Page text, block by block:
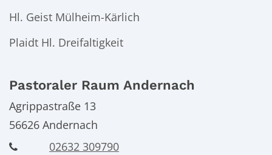
Hl. Geist Mülheim-Kärlich
Plaidt Hl. Dreifaltigkeit
Pastoraler Raum Andernach
Agrippastraße 13
56626 Andernach
02632 309790